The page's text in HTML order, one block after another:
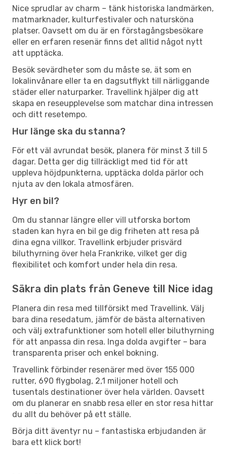
Nice sprudlar av charm – tänk historiska landmärken,
matmarknader, kulturfestivaler och natursköna
platser. Oavsett om du är en förstagångsbesökare
eller en erfaren resenär finns det alltid något nytt
att upptäcka.
Besök sevärdheter som du måste se, ät som en
lokalinvånare eller ta en dagsutflykt till närliggande
städer eller naturparker. Travellink hjälper dig att
skapa en reseupplevelse som matchar dina intressen
och ditt resetempo.
Hur länge ska du stanna?
För ett väl avrundat besök, planera för minst 3 till 5
dagar. Detta ger dig tillräckligt med tid för att
uppleva höjdpunkterna, upptäcka dolda pärlor och
njuta av den lokala atmosfären.
Hyr en bil?
Om du stannar längre eller vill utforska bortom
staden kan hyra en bil ge dig friheten att resa på
dina egna villkor. Travellink erbjuder prisvärd
biluthyrning över hela Frankrike, vilket ger dig
flexibilitet och komfort under hela din resa.
Säkra din plats från Geneve till Nice idag
Planera din resa med tillförsikt med Travellink. Välj
bara dina resedatum, jämför de bästa alternativen
och välj extrafunktioner som hotell eller biluthyrning
för att anpassa din resa. Inga dolda avgifter – bara
transparenta priser och enkel bokning.
Travellink förbinder resenärer med över 155 000
rutter, 690 flygbolag, 2,1 miljoner hotell och
tusentals destinationer över hela världen. Oavsett
om du planerar en snabb resa eller en stor resa hittar
du allt du behöver på ett ställe.
Börja ditt äventyr nu – fantastiska erbjudanden är
bara ett klick bort!